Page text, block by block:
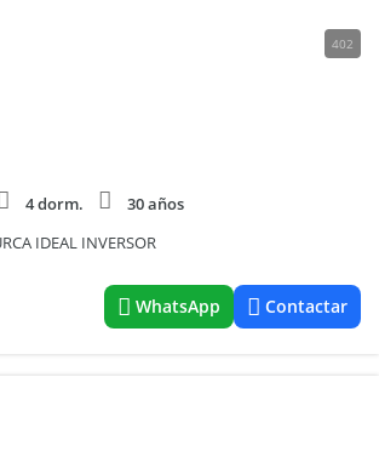
402
4 dorm.
30 años
IDEAL INVERSOR
WhatsApp Contactar